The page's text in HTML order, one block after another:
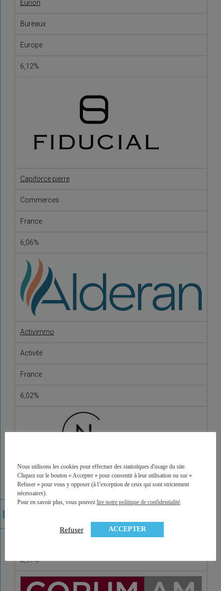
Eurion
Bureaux
Europe
6,12%
Capiforce pierre
Commerces
France
6,06%
Activimmo
Activité
France
6,02%
Vendôme Régions
5,91%
Nous utilisons les cookies pour effectuer des statistiques d'usage du site.
Cliquez sur le bouton « Accepter » pour consentir à leur utilisation ou sur «
Refuser » pour vous y opposer (à l’exception de ceux qui sont strictement
nécessaires).
Pour en savoir plus, vous pouvez lire notre politique de confidentialité.
Refuser ACCEPTER